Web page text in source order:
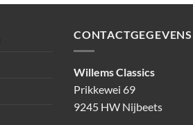
CONTACTGEGEVENS
Willems Classics
Prikkewei 69
9245 HW Nijbeets